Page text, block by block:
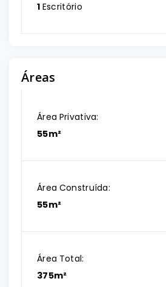
1 Escritório
Áreas
Área Privativa:
55m²
Área Construída:
55m²
Área Total:
375m²